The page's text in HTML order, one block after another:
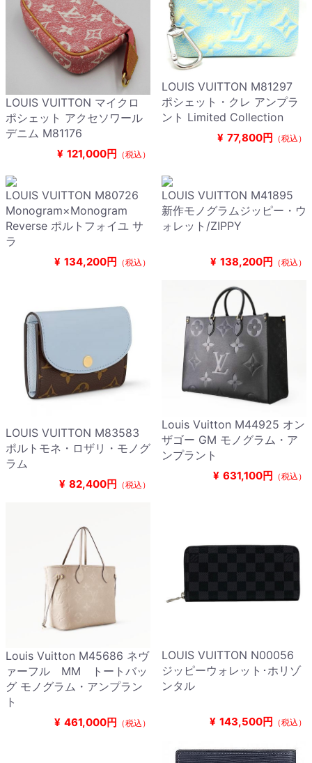
LOUIS VUITTON マイクロ
ポシェット アクセソワール
デニム M81176
¥ 121,000円 （税込）
LOUIS VUITTON M81297
ポシェット・クレ アンプラ
ント Limited Collection
¥ 77,800円 （税込）
LOUIS VUITTON M80726
Monogram×Monogram
Reverse ポルトフォイユ サ
ラ
¥ 134,200円 （税込）
LOUIS VUITTON M41895
新作モノグラムジッピー・ウ
ォレット/ZIPPY
¥ 138,200円 （税込）
LOUIS VUITTON M83583
ポルトモネ・ロザリ・モノグ
ラム
¥ 82,400円 （税込）
Louis Vuitton M44925 オン
ザゴー GM モノグラム・ア
ンプラント
¥ 631,100円 （税込）
Louis Vuitton M45686 ネヴ
ァーフル MM トートバッ
グ モノグラム・アンプラン
ト
¥ 461,000円 （税込）
LOUIS VUITTON N00056
ジッピーウォレット･ホリゾ
ンタル
¥ 143,500円 （税込）